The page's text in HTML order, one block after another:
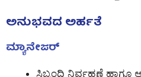
ಅನುಭವದ ಅರ್ಹತೆ
ಮ್ಯಾನೇಜರ್
ಸಿಬ್ಬಂದಿ ನಿರ್ವಹಣೆ ಹಾಗೂ